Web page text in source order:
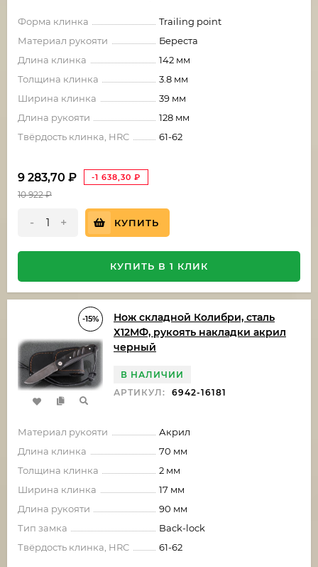
Форма клинка
Trailing point
Материал рукояти
Береста
Длина клинка
142 мм
Толщина клинка
3.8 мм
Ширина клинка
39 мм
Длина рукояти
128 мм
Твёрдость клинка, HRC
61-62
9 283,70 ₽ -1 638,30 ₽
10 922₽
- + КУПИТЬ
КУПИТЬ В 1 КЛИК
-15%
Нож складной Колибри, сталь
Х12МФ, рукоять накладки акрил
черный
В НАЛИЧИИ
АРТИКУЛ:
6942-16181
Материал рукояти
Акрил
Длина клинка
70 мм
Толщина клинка
2 мм
Ширина клинка
17 мм
Длина рукояти
90 мм
Тип замка
Back-lock
Твёрдость клинка, HRC
61-62